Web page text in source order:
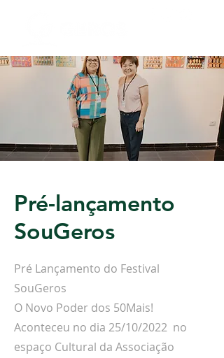
Pré-lançamento
SouGeros
Pré Lançamento do Festival
SouGeros
O Novo Poder dos 50Mais!
Aconteceu no dia 25/10/2022 no
espaço Cultural da Associação